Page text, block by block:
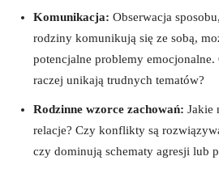
Komunikacja: Obserwacja
rodziny komunikują się ze sobą,
potencjalne​ problemy
raczej unikają trudnych tematów?
Rodzinne wzorce zachowań: Jakie
relacje? Czy konflikty są
czy​ dominują ⁣schematy agresji lub